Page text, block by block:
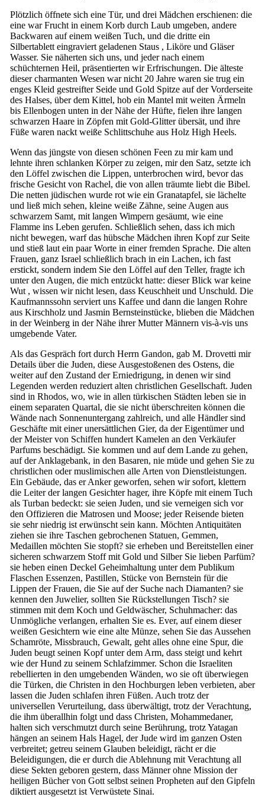
Plötzlich öffnete sich eine Tür, und drei Mädchen erschienen: die
eine war Frucht in einem Korb durch Laub umgeben, andere
Backwaren auf einem weißen Tuch, und die dritte ein
Silbertablett eingraviert geladenen Staus , Liköre und Gläser
Wasser. Sie näherten sich uns, und jeder nach einem
schüchternen Heil, präsentierten wir Erfrischungen. Die älteste
dieser charmanten Wesen war nicht 20 Jahre waren sie trug ein
enges Kleid gestreifter Seide und Gold Spitze auf der Vorderseite
des Halses, über dem Kittel, hob ein Mantel mit weiten Ärmeln
bis Ellenbogen unten in der Nähe der Hüfte, fielen ihre langen
schwarzen Haare in Zöpfen mit Gold-Glitter übersät, und ihre
Füße waren nackt weiße Schlittschuhe aus Holz High Heels.
Wenn das jüngste von diesen schönen Feen zu mir kam und
lehnte ihren schlanken Körper zu zeigen, mir den Satz, setzte ich
den Löffel zwischen die Lippen, unterbrochen wird, bevor das
frische Gesicht von Rachel, die von allen träumte liebt die Bibel.
Die netten jüdischen wurde rot wie ein Granatapfel, sie lächelte
und ließ mich sehen, kleine weiße Zähne, seine Augen aus
schwarzem Samt, mit langen Wimpern gesäumt, wie eine
Flamme ins Leben gerufen. Schließlich sehen, dass ich mich
nicht bewegen, warf das hübsche Mädchen ihren Kopf zur Seite
und stieß laut ein paar Worte in einer fremden Sprache. Die alten
Frauen, ganz Israel schließlich brach in ein Lachen, ich fast
erstickt, sondern indem Sie den Löffel auf den Teller, fragte ich
unter den Augen, die mich entzückt hatte: dieser Blick war keine
Wut , wissen wir nicht lesen, dass Keuschheit und Unschuld. Die
Kaufmannssohn serviert uns Kaffee und dann die langen Rohre
aus Kirschholz und Jasmin Bernsteinstücke, blieben die Mädchen
in der Weinberg in der Nähe ihrer Mutter Männern vis-à-vis uns
umgebende Vater.
Als das Gespräch fort durch Herrn Gandon, gab M. Drovetti mir
Details über die Juden, diese Ausgestoßenen des Ostens, die
weiter auf den Zustand der Erniedrigung, in denen wir sind
Legenden werden reduziert alten christlichen Gesellschaft. Juden
sind in Rhodos, wo, wie in allen türkischen Städten leben sie in
einem separaten Quartal, die sie nicht überschreiten können die
Wände nach Sonnenuntergang zahlreich, und alle Händler sind
Geschäfte mit einer unersättlichen Gier, da der Eigentümer und
der Meister von Schiffen hundert Kamelen an den Verkäufer
Parfums beschädigt. Sie kommen und auf dem Lande zu gehen,
auf der Anklagebank, in den Basaren, nie müde und gehen Sie zu
christlichen oder muslimischen alle Arten von Dienstleistungen.
Ein Gebäude, das er Anker geworfen, sehen wir sofort, klettern
die Leiter der langen Gesichter hager, ihre Köpfe mit einem Tuch
als Turban bedeckt: sie seien Juden, und sie verneigen sich vor
den Offizieren die Matrosen und Moose; jeder Reisende bieten
sie sehr niedrig ist erwünscht sein kann. Möchten Antiquitäten
ziehen sie ihre Taschen gebrochenen Statuen, Gemmen,
Medaillen möchten Sie stopft? sie erheben und Bereitstellen einer
sicheren schwarzem Stoff mit Gold und Silber Sie lieben Parfüm?
sie heben einen Deckel Geheimhaltung unter dem Publikum
Flaschen Essenzen, Pastillen, Stücke von Bernstein für die
Lippen der Frauen, die Sie auf der Suche nach Diamanten? sie
kennen den Juwelier, sollten Sie Rückstellungen Tisch? sie
stimmen mit dem Koch und Geldwäscher, Schuhmacher: das
Unmögliche verlangen, erhalten Sie es. Ever, auf einem dieser
weißen Gesichtern wie eine alte Münze, sehen Sie das Aussehen
Schamröte, Missbrauch, Gewalt, geht alles ohne eine Spur, die
Juden beugt seinen Kopf unter dem Arm, dass steigt und kehrt
wie der Hund zu seinem Schlafzimmer. Schon die Israeliten
rebellierten in den umgebenden Wänden, wo sie oft überwiegen
die Türken, die Christen in den Hochburgen leben verbieten, aber
lassen die Juden schlafen ihren Füßen. Auch trotz der
universellen Verurteilung, dass überwältigt, trotz der Verachtung,
die ihm überallhin folgt und dass Christen, Mohammedaner,
halten sich verschmutzt durch seine Berührung, trotz Yatagan
hängen an seinem Hals Hagel, der Jude wird im ganzen Osten
verbreitet; getreu seinem Glauben beleidigt, rächt er die
Beleidigungen, die er durch die Ablehnung mit Verachtung all
diese Sekten geboren gestern, dass Männer ohne Mission der
heiligen Bücher von Gott selbst seinen Propheten auf den Gipfeln
diktiert ausgesetzt ist Verwüstete Sinai.